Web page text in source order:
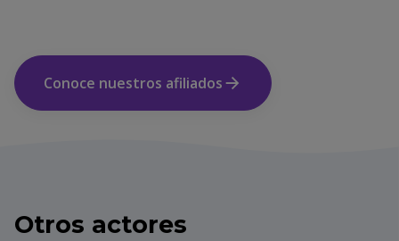
Conoce nuestros afiliados
Otros actores